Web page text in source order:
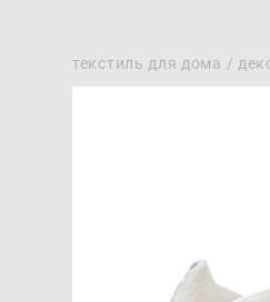
текстиль для дома /